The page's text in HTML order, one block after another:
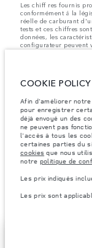
Les chiff res fournis
conformément å la
réelle de carburant
tests et ces chiffres
données, les
configurateur peuvent
Les accessoires et
véhicule, les charges
dépassés lorsque vous
et des carburants.
Remarque
mondiale de semi-
construction des
construction. Cette
images utilisées
caractéristiques, les
restrictions actuelles
COOKIE POLICY
Afin d'améliorer
pour enregistrer
déjà envoyé un des
ne peuvent pas
l'accès à tous les
certaines parties du
cookies que nous
notre politique de
Les prix indiqués
Les prix sont